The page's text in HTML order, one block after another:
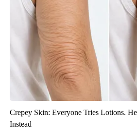
Crepey Skin: Everyone Tries Lotions.
Instead